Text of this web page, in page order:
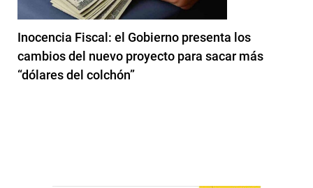
Inocencia Fiscal: el Gobierno presenta los
cambios del nuevo proyecto para sacar más
“dólares del colchón”